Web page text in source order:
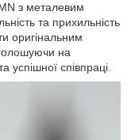
з металевим
та прихильність
оригінальним
на
успішної співпраці.